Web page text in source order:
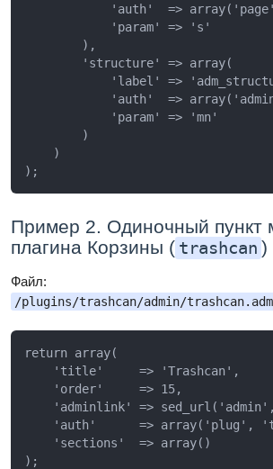
'auth'  =>
'param' => 's'
        ),
        'structure' => array(
'label' =>
'auth'  =>
'param' => 'mn'
        )
    )
Пример 2. Одиночный пункт
плагина Корзины ( trashcan )
Файл:
/plugins/trashcan/admin/
return array(
'title'     => 'Trashcan',
'order'     => 15,
'adminlink' =>
'auth'      => array('plug',
'sections'  => array()